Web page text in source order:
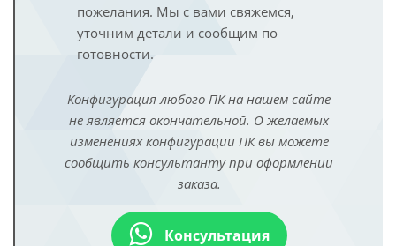
пожелания. Мы с вами свяжемся,
уточним детали и сообщим по
готовности.
Конфигурация любого ПК на нашем сайте
не является окончательной. О желаемых
изменениях конфигурации ПК вы можете
сообщить консультанту при оформлении
заказа.
Консультация